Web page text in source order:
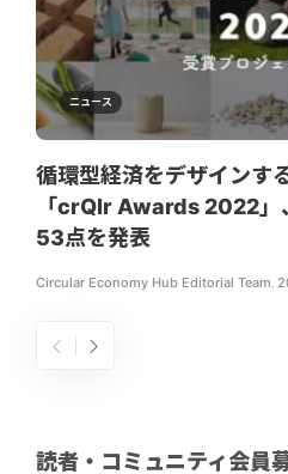
ニュース
循環型経済をデザインす
「crQlr Awards 2022」
53点を発表
Circular Economy Hub Editorial Team,
読者・コミュニティ会員